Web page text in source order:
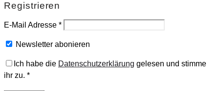
Registrieren
E-Mail Adresse *
Newsletter abonieren
Ich habe die Datenschutzerklärung gelesen und stimme
ihr zu. *